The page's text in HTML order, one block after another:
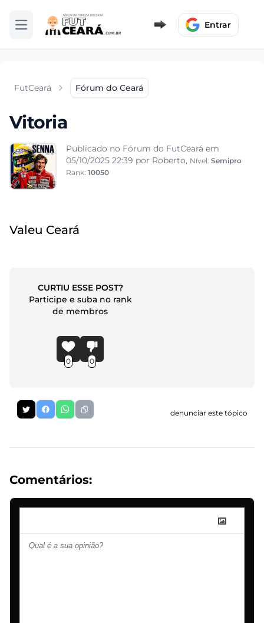
Abrir menu Entrar
FutCeará Fórum do Ceará
Vitoria
Publicado no Fórum do FutCeará em
05/10/2025 22:39 por Roberto, Nível: Semipro
Rank: 10050
Valeu Ceará
CURTIU ESSE POST?
Participe e suba no rank
de membros
0 0
denunciar este tópico
Comentários: